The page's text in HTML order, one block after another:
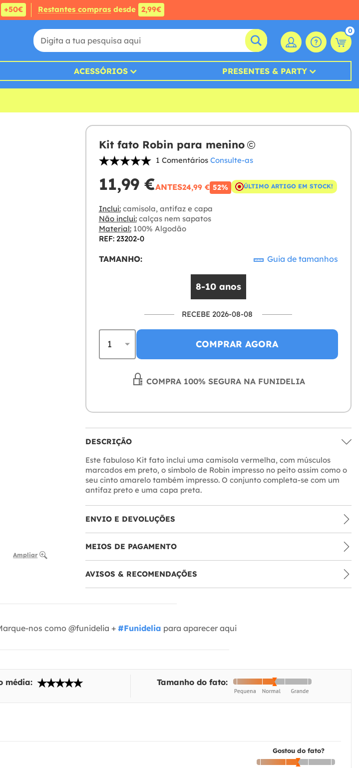
+50€ Restantes compras desde 2,99€
0
ACESSÓRIOS PRESENTES & PARTY
Ampliar
Kit fato Robin para menino
1 Comentários Consulte-as
11,99 €ANTES24,99 € 52% ÚLTIMO ARTIGO EM STOCK!
Inclui:camisola, antifaz e capa
Não inclui:calças nem sapatos
Material:100% Algodão
REF: 23202-0
TAMANHO: Guia de tamanhos
8-10 anos
RECEBE 2026-08-08
COMPRAR AGORA
COMPRA 100% SEGURA NA FUNIDELIA
DESCRIÇÃO
Este fabuloso Kit fato inclui uma camisola vermelha, com músculos
marcados em preto, o símbolo de Robin impresso no peito assim como o
seu cinto amarelo também impresso. O conjunto completa-se com um
antifaz preto e uma capa preta.
ENVIO E DEVOLUÇÕES
MEIOS DE PAGAMENTO
AVISOS & RECOMENDAÇÕES
nos como @funidelia + #Funidelia para aparecer aqui
média: Tamanho do fato:
Gostou do fato?